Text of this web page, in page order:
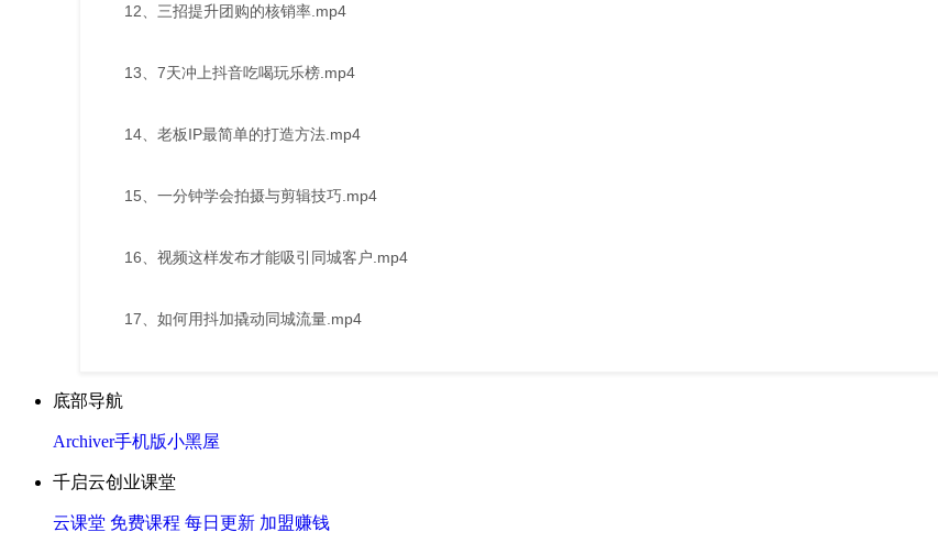
12、三招提升团购的核销率.mp4
13、7天冲上抖音吃喝玩乐榜.mp4
14、老板IP最简单的打造方法.mp4
15、一分钟学会拍摄与剪辑技巧.mp4
16、视频这样发布才能吸引同城客户.mp4
17、如何用抖加撬动同城流量.mp4
底部导航
Archiver手机版小黑屋
千启云创业课堂
云课堂 免费课程 每日更新 加盟赚钱